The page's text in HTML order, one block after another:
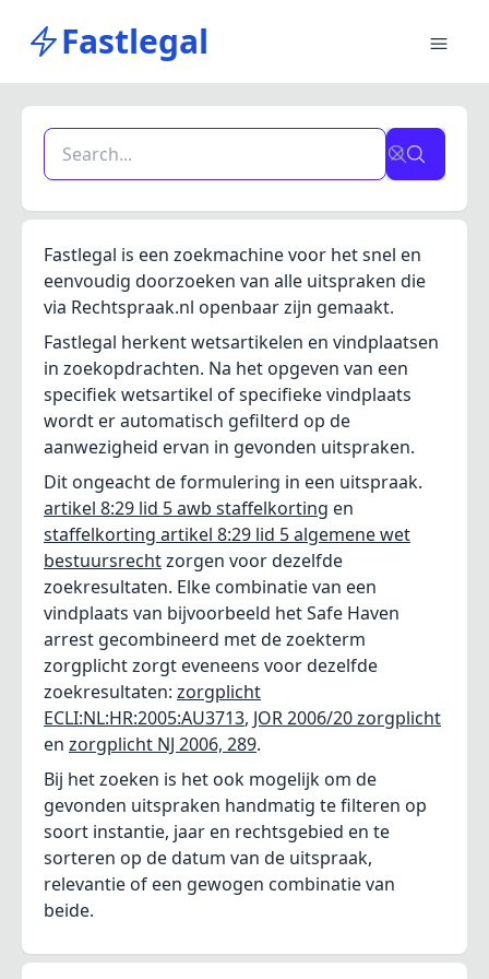
Fastlegal
Fastlegal is een zoekmachine voor het snel en
eenvoudig doorzoeken van alle uitspraken die
via Rechtspraak.nl openbaar zijn gemaakt.
Fastlegal herkent wetsartikelen en vindplaatsen
in zoekopdrachten. Na het opgeven van een
specifiek wetsartikel of specifieke vindplaats
wordt er automatisch gefilterd op de
aanwezigheid ervan in gevonden uitspraken.
Dit ongeacht de formulering in een uitspraak.
artikel 8:29 lid 5 awb staffelkorting en
staffelkorting artikel 8:29 lid 5 algemene wet
bestuursrechtzorgen voor dezelfde
zoekresultaten. Elke combinatie van een
vindplaats van bijvoorbeeld het Safe Haven
arrest gecombineerd met de zoekterm
zorgplicht zorgt eveneens voor dezelfde
zoekresultaten: zorgplicht
ECLI:NL:HR:2005:AU3713, JOR 2006/20 zorgplicht
en zorgplicht NJ 2006, 289.
Bij het zoeken is het ook mogelijk om de
gevonden uitspraken handmatig te filteren op
soort instantie, jaar en rechtsgebied en te
sorteren op de datum van de uitspraak,
relevantie of een gewogen combinatie van
beide.